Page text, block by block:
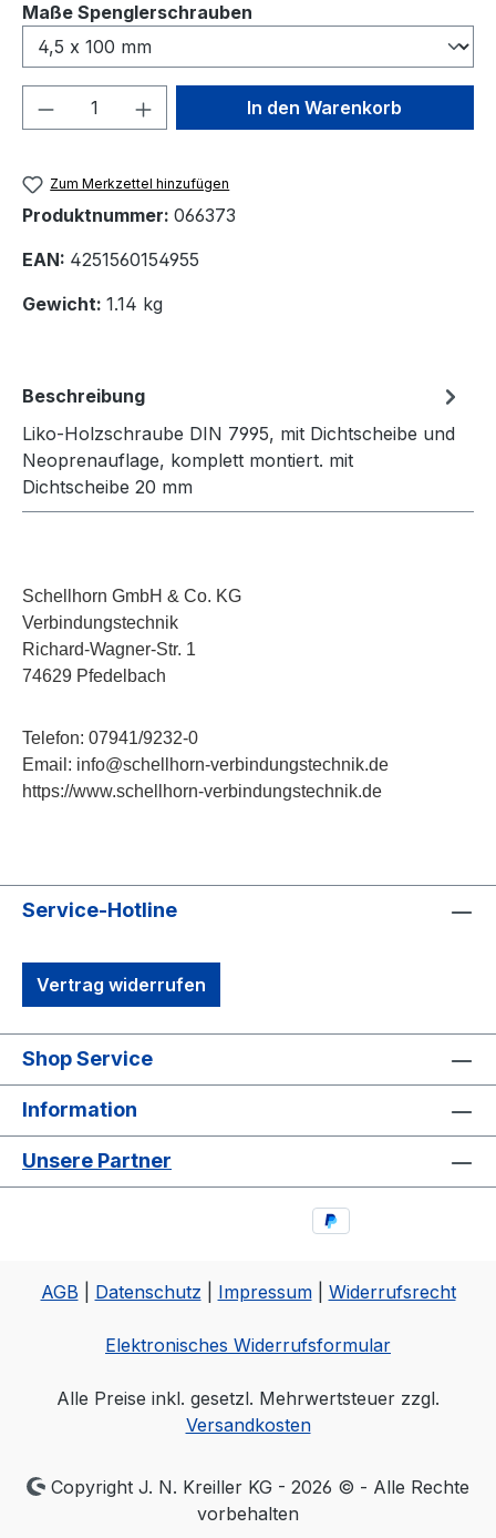
Maße Spenglerschrauben
Produkt Anzahl: Gib denIn den Warenkorb
Zum Merkzettel hinzufügen
Produktnummer: 066373
EAN: 4251560154955
Gewicht: 1.14 kg
Beschreibung
Liko-Holzschraube DIN 7995, mit Dichtscheibe und
Neoprenauflage, komplett montiert. mit
Dichtscheibe 20 mm
Schellhorn GmbH & Co. KG
Verbindungstechnik
Richard-Wagner-Str. 1
74629 Pfedelbach
Telefon: 07941/9232-0
Email: info@schellhorn-verbindungstechnik.de
https://www.schellhorn-verbindungstechnik.de
Service-Hotline
Vertrag widerrufen
Shop Service
Information
Unsere Partner
AGB Datenschutz Impressum| Widerrufsrecht
Elektronisches Widerrufsformular
Alle Preise inkl. gesetzl. Mehrwertsteuer zzgl.
Versandkosten
Copyright J. N. Kreiller KG - 2026 © - Alle Rechte
vorbehalten